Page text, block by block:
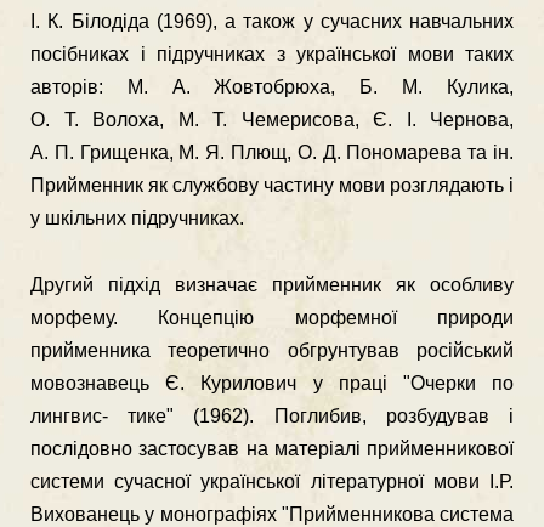
І. К. Білодіда (1969), а також у сучасних навчальних
посібниках і підручниках з української мови таких
авторів: М. А. Жовтобрюха, Б. М. Кулика,
О. Т. Волоха, М. Т. Чемерисова, Є. І. Чернова,
А. П. Грищенка, М. Я. Плющ, О. Д. Пономарева та ін.
Прийменник як службову частину мови розглядають і
у шкільних підручниках.
Другий підхід визначає прийменник як особливу
морфему. Кон­цепцію морфемної природи
прийменника теоретично обгрунтував російський
мовознавець Є. Курилович у праці "Очерки по
лингвис- тике" (1962). Поглибив, розбудував і
послідовно застосував на ма­теріалі прийменникової
системи сучасної української літературної мови І.Р.
Вихованець у монографіях "Прийменникова система